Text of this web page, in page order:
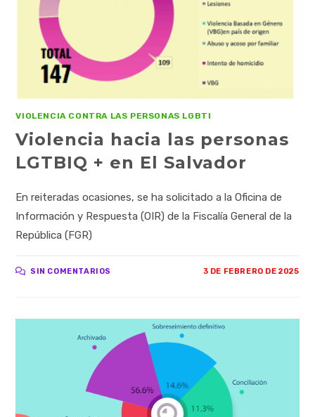
VIOLENCIA CONTRA LAS PERSONAS LGBTI
Violencia hacia las personas
LGTBIQ + en El Salvador
En reiteradas ocasiones, se ha solicitado a la Oficina de
Información y Respuesta (OIR) de la Fiscalía General de la
República (FGR)
SIN COMENTARIOS 3 DE FEBRERO DE 2025